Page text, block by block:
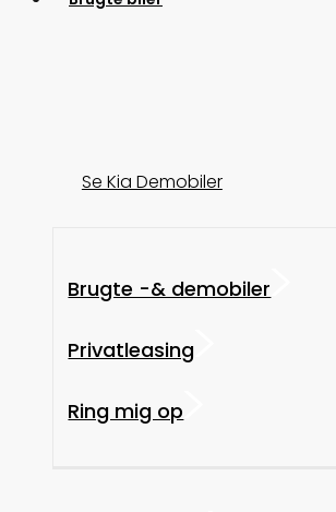
Se Kia Demobiler
Brugte -& demobiler
Privatleasing
Ring mig op